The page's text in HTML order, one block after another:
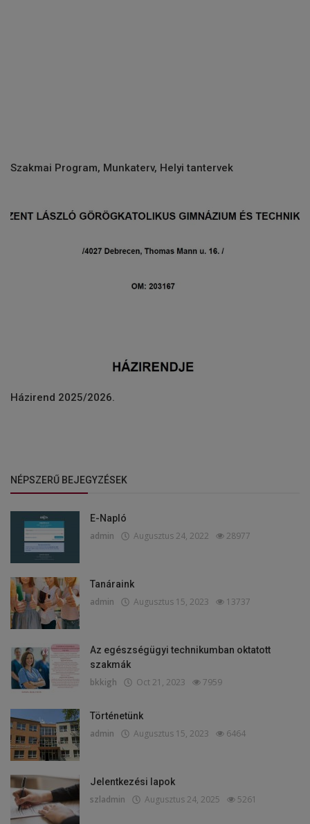
Szakmai Program, Munkaterv, Helyi tantervek
Házirend 2025/2026.
NÉPSZERŰ BEJEGYZÉSEK
E-Napló
admin Augusztus 24, 2022 28977
Tanáraink
admin Augusztus 15, 2023 13737
Az egészségügyi technikumban oktatott
szakmák
bkkigh Oct 21, 2023 7959
Történetünk
admin Augusztus 15, 2023 6464
Jelentkezési lapok
szladmin Augusztus 24, 2025 5261